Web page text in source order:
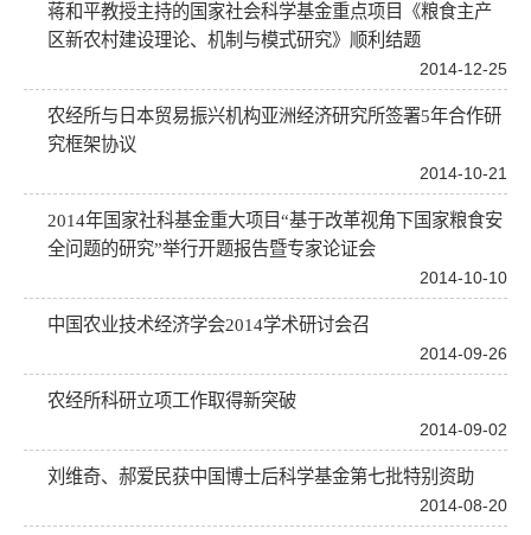
蒋和平教授主持的国家社会科学基金重点项目《粮食主产
区新农村建设理论、机制与模式研究》顺利结题
2014-12-25
农经所与日本贸易振兴机构亚洲经济研究所签署5年合作研
究框架协议
2014-10-21
2014年国家社科基金重大项目“基于改革视角下国家粮食安
全问题的研究”举行开题报告暨专家论证会
2014-10-10
中国农业技术经济学会2014学术研讨会召
2014-09-26
农经所科研立项工作取得新突破
2014-09-02
刘维奇、郝爱民获中国博士后科学基金第七批特别资助
2014-08-20